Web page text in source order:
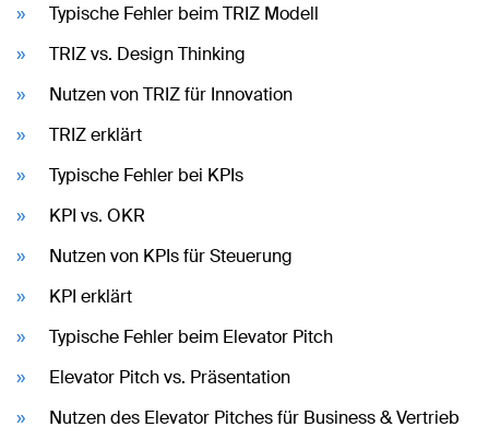
Typische Fehler beim TRIZ Modell
TRIZ vs. Design Thinking
Nutzen von TRIZ für Innovation
TRIZ erklärt
Typische Fehler bei KPIs
KPI vs. OKR
Nutzen von KPIs für Steuerung
KPI erklärt
Typische Fehler beim Elevator Pitch
Elevator Pitch vs. Präsentation
Nutzen des Elevator Pitches für Business & Vertrieb